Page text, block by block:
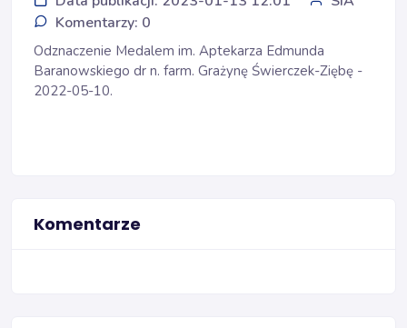
Komentarzy: 0
Odznaczenie Medalem im. Aptekarza Edmunda
Baranowskiego dr n. farm. Grażynę Świerczek-Ziębę -
2022-05-10.
Komentarze